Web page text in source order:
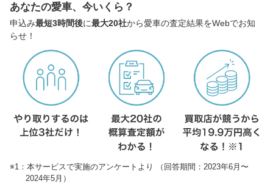
あなたの愛車、今いくら？
申込み最短3時間後に最大20社から愛車の査定結果をWebでお知
らせ！
※1：本サービスで実施のアンケートより （回答期間：2023年6月〜
2024年5月）